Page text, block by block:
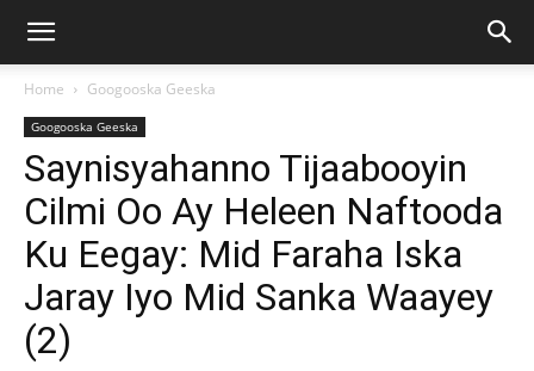
Home Googooska Geeska
Googooska Geeska
Saynisyahanno Tijaabooyin
Cilmi Oo Ay Heleen Naftooda
Ku Eegay: Mid Faraha Iska
Jaray Iyo Mid Sanka Waayey
(2)